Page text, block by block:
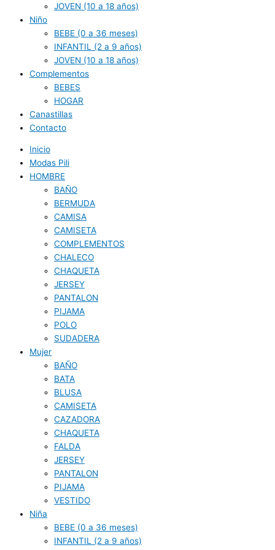
JOVEN (10 a 18 años)
Niño
BEBE (0 a 36 meses)
INFANTIL (2 a 9 años)
JOVEN (10 a 18 años)
Complementos
BEBES
HOGAR
Canastillas
Contacto
Inicio
Modas Pili
HOMBRE
BAÑO
BERMUDA
CAMISA
CAMISETA
COMPLEMENTOS
CHALECO
CHAQUETA
JERSEY
PANTALON
PIJAMA
POLO
SUDADERA
Mujer
BAÑO
BATA
BLUSA
CAMISETA
CAZADORA
CHAQUETA
FALDA
JERSEY
PANTALON
PIJAMA
VESTIDO
Niña
BEBE (0 a 36 meses)
INFANTIL (2 a 9 años)